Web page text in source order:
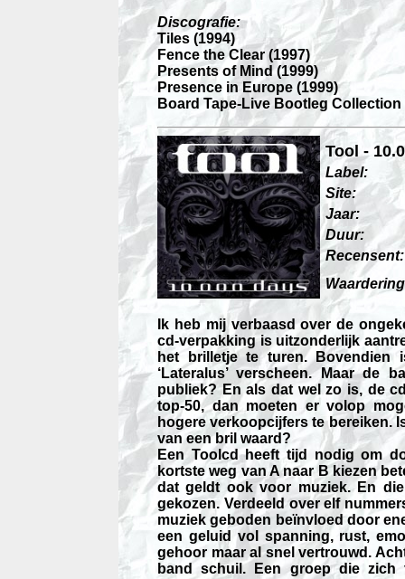
Discografie:
Tiles (1994)
Fence the Clear (1997)
Presents of Mind (1999)
Presence in Europe (1999)
Board Tape-Live Bootleg Collection
Tool -
Label:
Site:
Jaar:
Duur:
Recensent:
Ik heb mij verbaasd over de
cd-verpakking is uitzonderlijk
het brilletje te turen.
‘Lateralus’ verscheen. Maar de
publiek? En als dat wel zo is, de
top-50, dan moeten er volop
hogere verkoopcijfers te bereiken.
van een bril waard?
Een Toolcd heeft tijd nodig om
kortste weg van A naar B kiezen
dat geldt ook voor muziek. En
gekozen. Verdeeld over elf
muziek geboden beïnvloed door
een geluid vol spanning, rust,
gehoor maar al snel vertrouwd.
band schuil. Een groep die